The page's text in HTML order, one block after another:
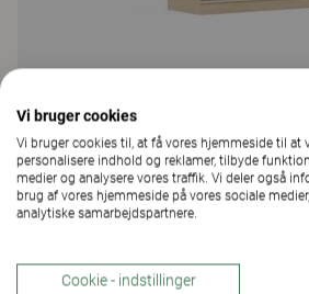
Education Storage
Education Storage, højskab med glaslåger
14 Farver & Materialer|4 Varianter
Vi bruger cookies
Vi bruger cookies til, at få vores hjemmeside til at
personalisere indhold og reklamer, tilbyde
medier og analysere vores traffik. Vi deler også
brug af vores hjemmeside på vores sociale
analytiske samarbejdspartnere.
Cookie - indstillinger